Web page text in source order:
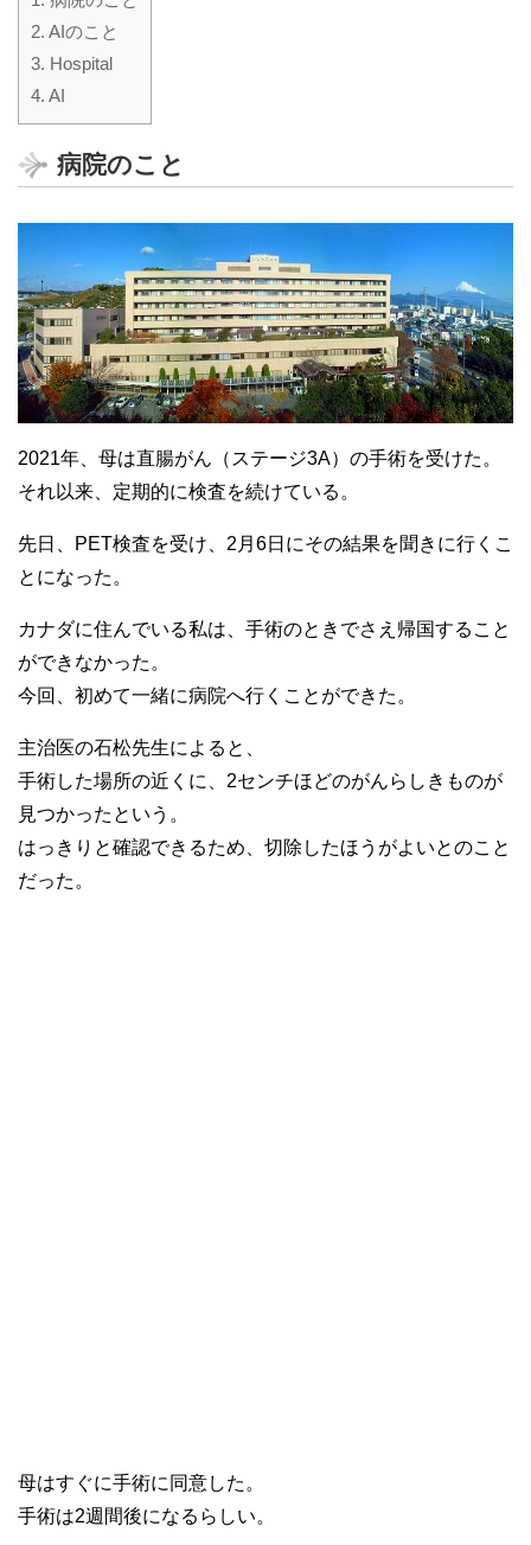
2. AIのこと
3. Hospital
4. AI
病院のこと
2021年、母は直腸がん（ステージ3A）の手術を受けた。
それ以来、定期的に検査を続けている。
先日、PET検査を受け、2月6日にその結果を聞きに行くこ
とになった。
カナダに住んでいる私は、手術のときでさえ帰国すること
ができなかった。
今回、初めて一緒に病院へ行くことができた。
主治医の石松先生によると、
手術した場所の近くに、2センチほどのがんらしきものが
見つかったという。
はっきりと確認できるため、切除したほうがよいとのこと
だった。
母はすぐに手術に同意した。
手術は2週間後になるらしい。